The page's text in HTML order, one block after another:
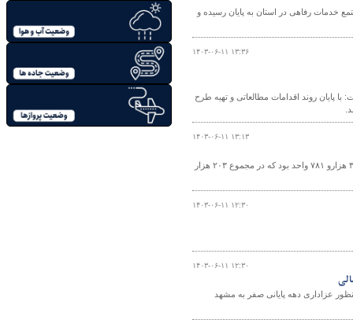
خدمات رفاهی در استان به پایان رسیده و
۱۴۰۳-۰۶-۱۱ ۱۳:۳۶
پایان روند اقدامات مطالعاتی و تهیه طرح
۱۴۰۳-۰۶-۱۱ ۱۳:۱۳
مدیرکل‌راه و شهرسازی کردستان اظهار کرد: سهم استان کردستان در بحث مسکن ملی ۳۶ هزارو ۷۸۱ واحد بود که در مجموع ۲۰۳ هزار
۱۴۰۳-۰۶-۱۱ ۱۲:۳۰
۱۴۰۳-۰۶-۱۱ ۱۲:۳۰
منظور عزاداری دهه پایانی صفر به مشهد